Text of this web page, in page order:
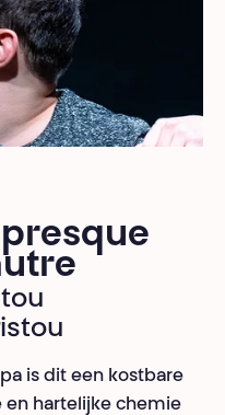
is dit een kostbare
hartelijke chemie